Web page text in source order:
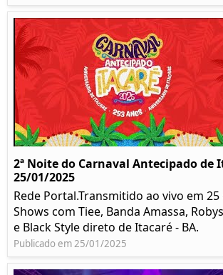
2ª Noite do Carnaval Antecipado de
25/01/2025
Rede Portal.Transmitido ao vivo em 25
Shows com Tiee, Banda Amassa,
e Black Style direto de Itacaré - BA.
Publicado em 25/01/2025